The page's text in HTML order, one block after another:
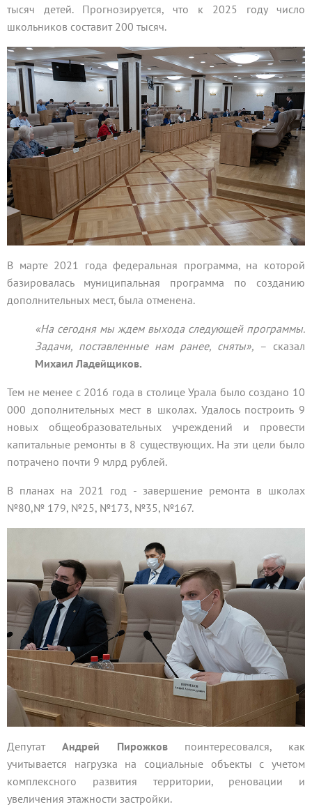
тысяч детей. Прогнозируется, что к 2025 году число
школьников составит 200 тысяч.
В марте 2021 года федеральная программа, на которой
базировалась муниципальная программа по созданию
дополнительных мест, была отменена.
«На сегодня мы ждем выхода следующей программы.
Задачи, поставленные нам ранее, сняты», – сказал
Михаил Ладейщиков.
Тем не менее с 2016 года в столице Урала было создано 10
000 дополнительных мест в школах. Удалось построить 9
новых общеобразовательных учреждений и провести
капитальные ремонты в 8 существующих. На эти цели было
потрачено почти 9 млрд рублей.
В планах на 2021 год - завершение ремонта в школах
№80,№ 179, №25, №173, №35, №167.
ДепутатАндрей Пирожковпоинтересовался, как
учитывается нагрузка на социальные объекты с учетом
комплексного развития территории, реновации и
увеличения этажности застройки.